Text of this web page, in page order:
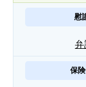
慰
弁
保